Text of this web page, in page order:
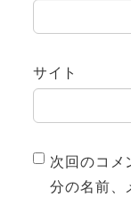
サイト
次回のコメ
分の名前、